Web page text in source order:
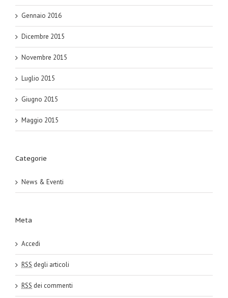
Gennaio 2016
Dicembre 2015
Novembre 2015
Luglio 2015
Giugno 2015
Maggio 2015
Categorie
News & Eventi
Meta
Accedi
RSS degli articoli
RSS dei commenti